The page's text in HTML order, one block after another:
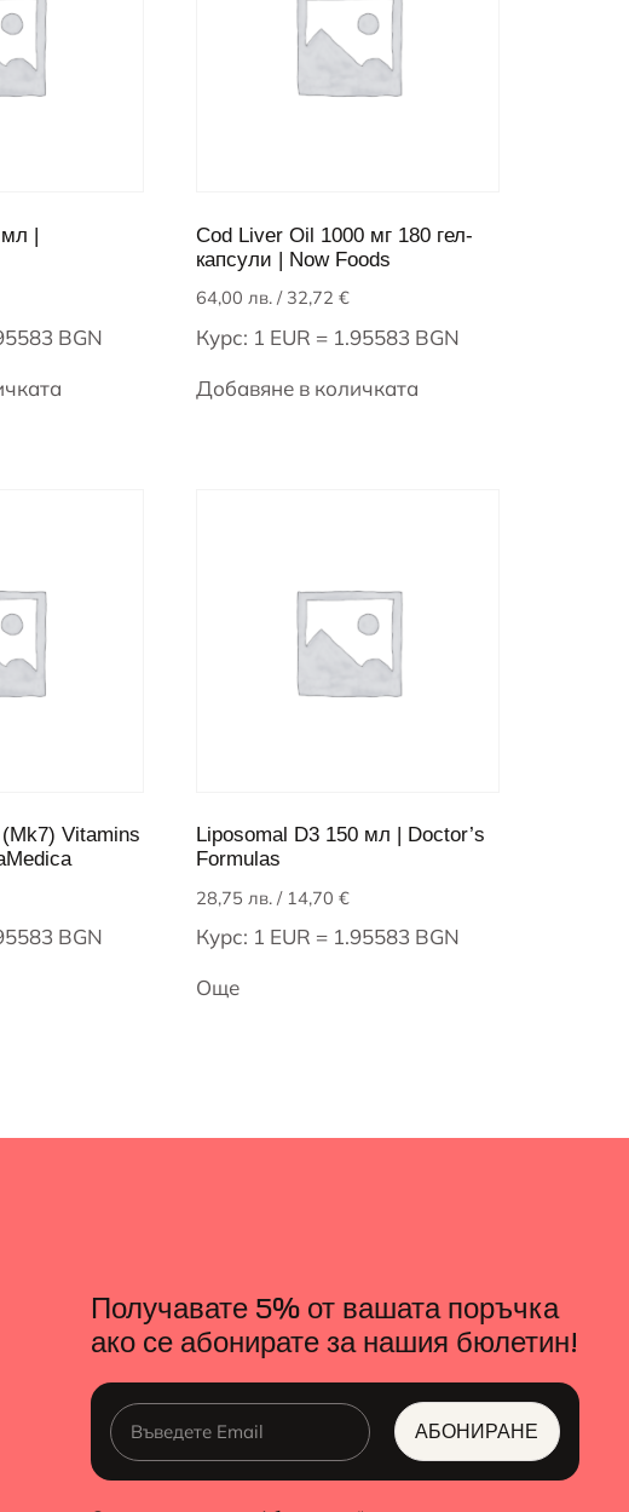
|
BGN
Cod Liver Oil 1000 мг 180 гел-
капсули | Now Foods
64,00лв. / 32,72 €
Курс: 1 EUR = 1.95583 BGN
Добавяне в количката
Vitamins
BGN
Liposomal D3 150 мл | Doctor’s
Formulas
28,75лв. / 14,70 €
Курс: 1 EUR = 1.95583 BGN
Още
Получавате 5% от вашата поръчка
ако се абонирате за нашия бюлетин!
АБОНИРАНЕ
ALTERNATIVE: